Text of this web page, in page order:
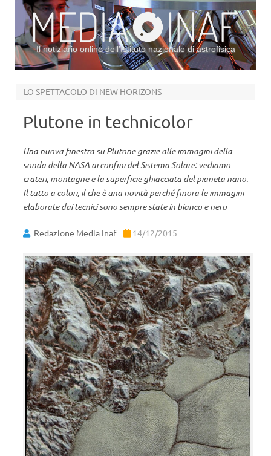
Il notiziario online dell’Istituto nazionale di astrofisica
LO SPETTACOLO DI NEW HORIZONS
Plutone in technicolor
Una nuova finestra su Plutone grazie alle immagini della
sonda della NASA ai confini del Sistema Solare: vediamo
crateri, montagne e la superficie ghiacciata del pianeta nano.
Il tutto a colori, il che è una novità perché finora le immagini
elaborate dai tecnici sono sempre state in bianco e nero
Redazione Media Inaf 14/12/2015